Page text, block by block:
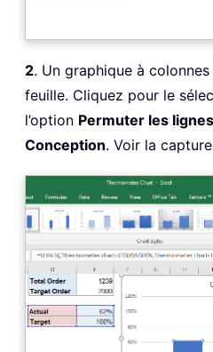
2. Un graphique à
feuille. Cliquez pour le
l’option Permuter les
Conception. Voir la capture